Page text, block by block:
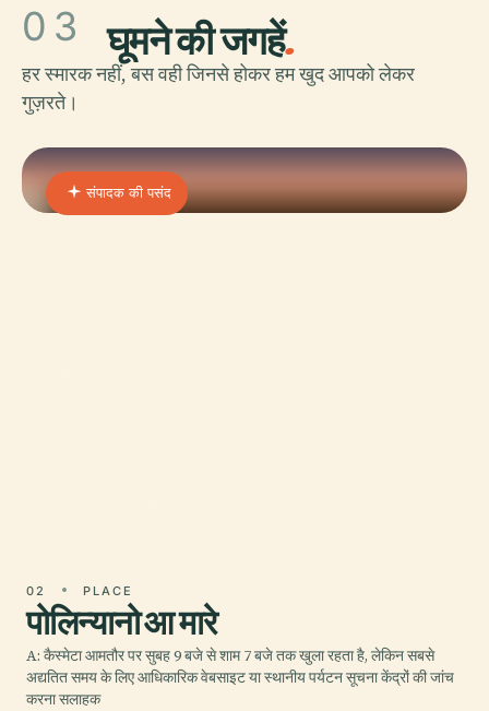
03 घूमने की जगहें.
हर स्मारक नहीं, बस वही जिनसे होकर हम खुद आपको लेकर
गुज़रते।
संपादक की पसंद
02 PLACE
पोलिन्यानो आ मारे
A: कैस्मेटा आमतौर पर सुबह 9 बजे से शाम 7 बजे तक खुला रहता है, लेकिन सबसे
अद्यतित समय के लिए आधिकारिक वेबसाइट या स्थानीय पर्यटन सूचना केंद्रों की जांच
करना सलाहक